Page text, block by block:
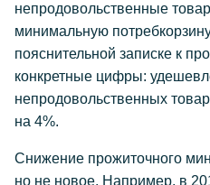
непродовольственные
минимальную
пояснительной записке к
конкретные цифры:
непродовольственных
на 4%.
Снижение прожиточного
но не новое. Например, в